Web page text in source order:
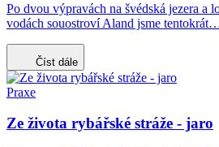
Po dvou výpravách na švédská jezera a
vodách souostroví Aland jsme
Číst dále
Praxe
Ze života rybářské stráže - jaro